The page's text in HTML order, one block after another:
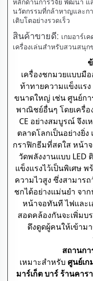
หลักด้านการวิจัย พัฒนา
นวัตกรรมที่กล้าหาญและก
เติบโตอย่างรวดเร็ว
สินค้าขายดี: เกมอาร์เ
เครื่องเล่นสำหรับสวนสนุ
เครื่องชกมวยแบบมือ
ท้าทายความแข็งแร
ขนาดใหญ่ เช่น ศูนย์กา
พาณิชย์อื่นๆ โดยเครื่อ
CE อย่างสมบูรณ์ จึง
ตลาดโลกเป็นอย่างยิ่
กราฟิกธีมที่สดใส หน้า
วัดพลังงานแบบ LED
แข็งแรงไว้เป็นพิเศษ
ความไวสูง ซึ่งสามาร
ชกได้อย่างแม่นยำ จา
หน้าจอทันที ไฟและ
สอดคล้องกันจะเพิ่มบ
ดึงดูดผู้คนให้เข้าม
สถานก
เหมาะสําหรับ ศูนย์เ
มาร์เก็ต บาร์ ร้านคาร